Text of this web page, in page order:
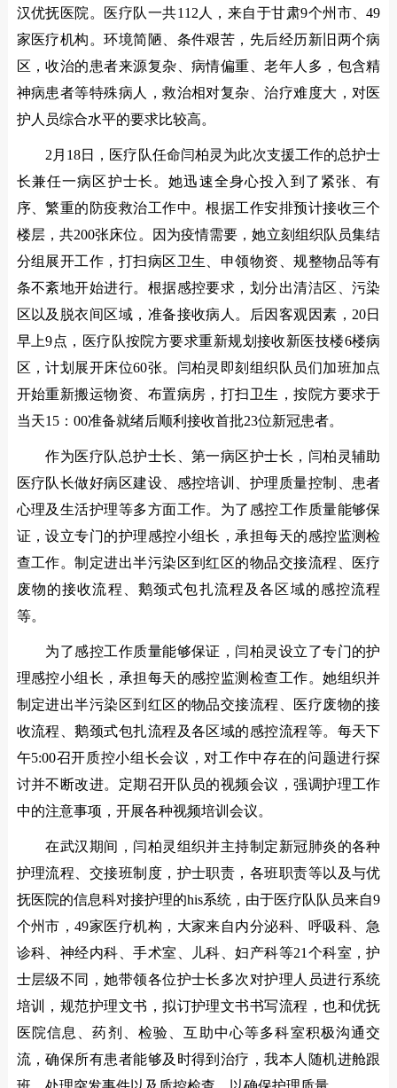
汉优抚医院。医疗队一共112人，来自于甘肃9个州市、49
家医疗机构。环境简陋、条件艰苦，先后经历新旧两个病
区，收治的患者来源复杂、病情偏重、老年人多，包含精
神病患者等特殊病人，救治相对复杂、治疗难度大，对医
护人员综合水平的要求比较高。
2月18日，医疗队任命闫柏灵为此次支援工作的总护士
长兼任一病区护士长。她迅速全身心投入到了紧张、有
序、繁重的防疫救治工作中。根据工作安排预计接收三个
楼层，共200张床位。因为疫情需要，她立刻组织队员集结
分组展开工作，打扫病区卫生、申领物资、规整物品等有
条不紊地开始进行。根据感控要求，划分出清洁区、污染
区以及脱衣间区域，准备接收病人。后因客观因素，20日
早上9点，医疗队按院方要求重新规划接收新医技楼6楼病
区，计划展开床位60张。闫柏灵即刻组织队员们加班加点
开始重新搬运物资、布置病房，打扫卫生，按院方要求于
当天15：00准备就绪后顺利接收首批23位新冠患者。
作为医疗队总护士长、第一病区护士长，闫柏灵辅助
医疗队长做好病区建设、感控培训、护理质量控制、患者
心理及生活护理等多方面工作。为了感控工作质量能够保
证，设立专门的护理感控小组长，承担每天的感控监测检
查工作。制定进出半污染区到红区的物品交接流程、医疗
废物的接收流程、鹅颈式包扎流程及各区域的感控流程
等。
为了感控工作质量能够保证，闫柏灵设立了专门的护
理感控小组长，承担每天的感控监测检查工作。她组织并
制定进出半污染区到红区的物品交接流程、医疗废物的接
收流程、鹅颈式包扎流程及各区域的感控流程等。每天下
午5:00召开质控小组长会议，对工作中存在的问题进行探
讨并不断改进。定期召开队员的视频会议，强调护理工作
中的注意事项，开展各种视频培训会议。
在武汉期间，闫柏灵组织并主持制定新冠肺炎的各种
护理流程、交接班制度，护士职责，各班职责等以及与优
抚医院的信息科对接护理的his系统，由于医疗队队员来自9
个州市，49家医疗机构，大家来自内分泌科、呼吸科、急
诊科、神经内科、手术室、儿科、妇产科等21个科室，护
士层级不同，她带领各位护士长多次对护理人员进行系统
培训，规范护理文书，拟订护理文书书写流程，也和优抚
医院信息、药剂、检验、互助中心等多科室积极沟通交
流，确保所有患者能够及时得到治疗，我本人随机进舱跟